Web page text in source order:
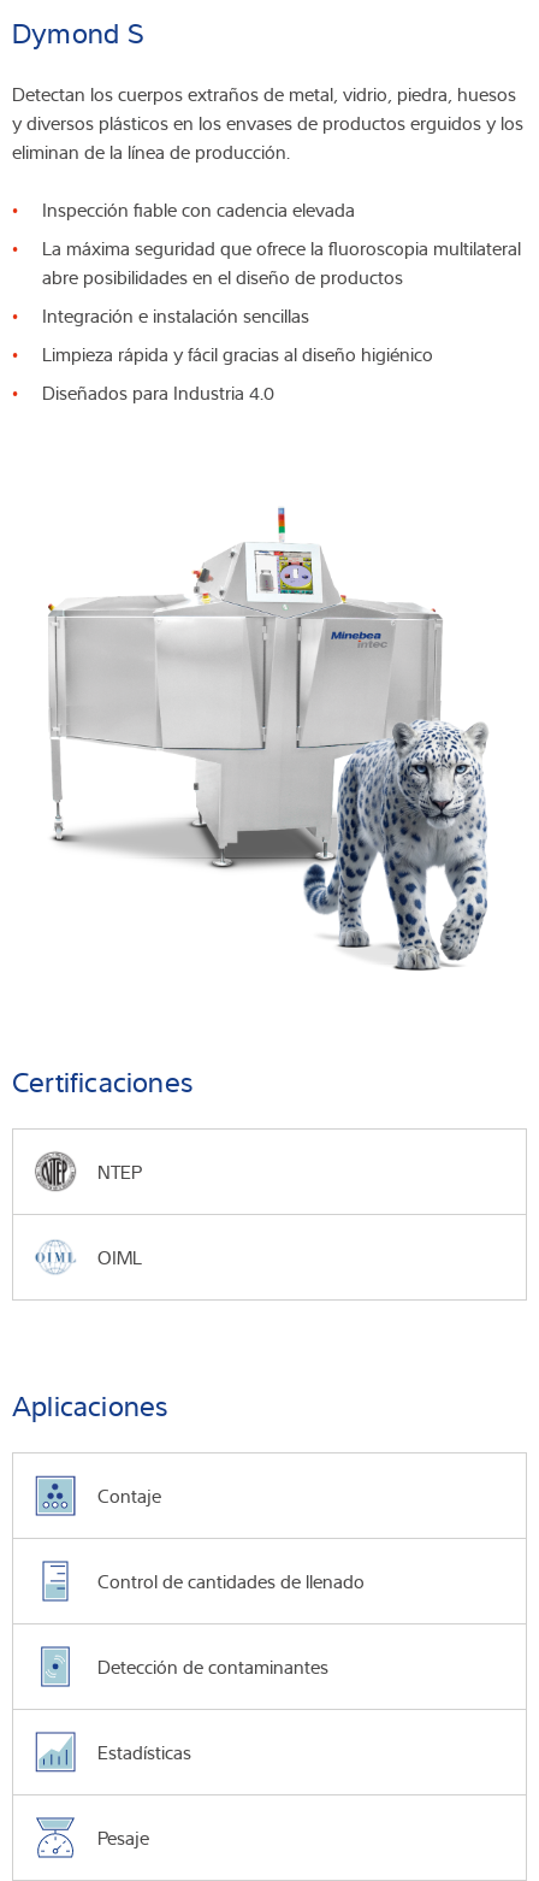
Dymond S
Detectan los cuerpos extraños de metal, vidrio, piedra, huesos
y diversos plásticos en los envases de productos erguidos y los
eliminan de la línea de producción.
Inspección fiable con cadencia elevada
La máxima seguridad que ofrece la fluoroscopia multilateral
abre posibilidades en el diseño de productos
Integración e instalación sencillas
Limpieza rápida y fácil gracias al diseño higiénico
Diseñados para Industria 4.0
Certificaciones
NTEP
OIML
Aplicaciones
Contaje
Control de cantidades de llenado
Detección de contaminantes
Estadísticas
Pesaje